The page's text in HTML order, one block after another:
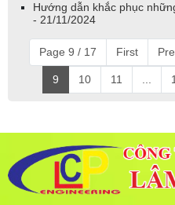
Hướng dẫn khắc phục
- 21/11/2024
Page 9 / 17 First
9 10 11